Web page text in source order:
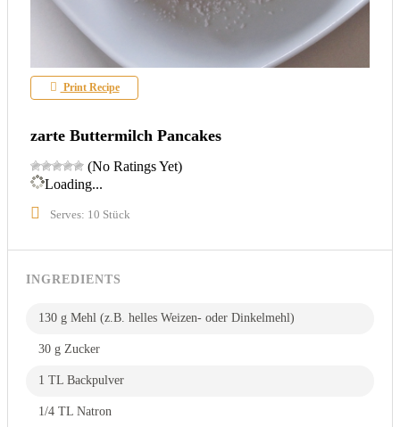
Print Recipe
zarte Buttermilch Pancakes
(No Ratings Yet)
Loading...
Serves: 10 Stück
INGREDIENTS
130 g Mehl (z.B. helles Weizen- oder Dinkelmehl)
30 g Zucker
1 TL Backpulver
1/4 TL Natron